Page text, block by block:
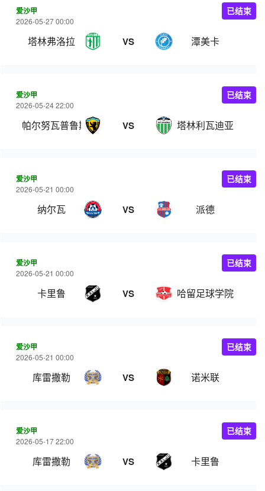
爱沙甲
2026-05-27 00:00
塔林弗洛拉 VS 潭美卡
已结束
爱沙甲
2026-05-24 22:00
帕尔努瓦普鲁斯 VS 塔林利瓦迪亚
已结束
爱沙甲
2026-05-21 00:00
纳尔瓦 VS 派德
已结束
爱沙甲
2026-05-21 00:00
卡里鲁 VS 哈留足球学院
已结束
爱沙甲
2026-05-21 00:00
库雷撒勒 VS 诺米联
已结束
爱沙甲
2026-05-17 22:00
库雷撒勒 VS 卡里鲁
已结束